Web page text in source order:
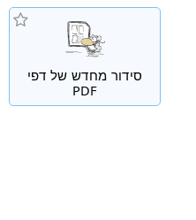
סידור מחדש של דפי
PDF